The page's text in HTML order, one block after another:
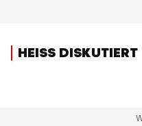
HEISS DISKUTIERT